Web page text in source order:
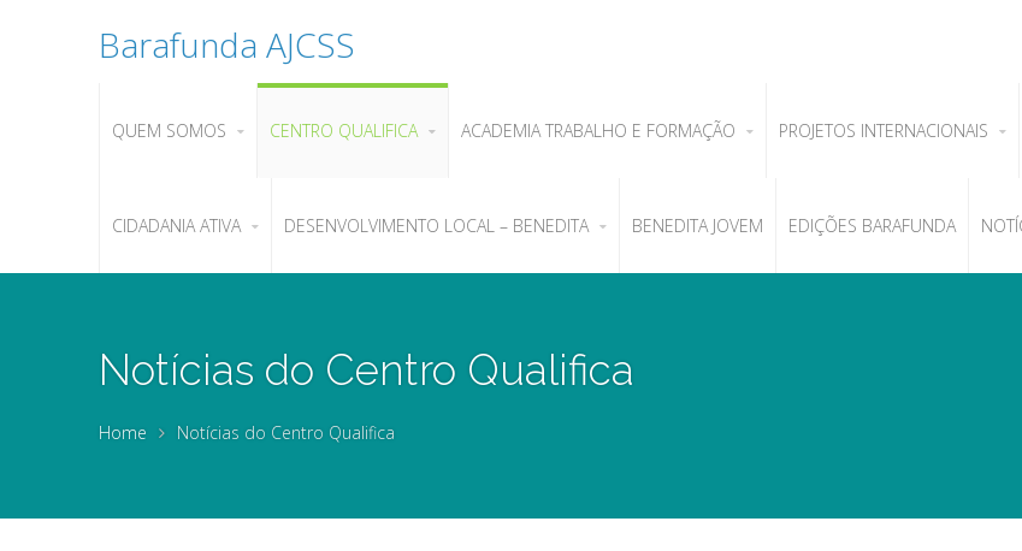
Barafunda AJCSS
QUEM SOMOS CENTRO QUALIFICA ACADEMIA TRABALHO E FORMAÇÃO PROJETOS INTERNACIONAIS
CIDADANIA ATIVA DESENVOLVIMENTO LOCAL – BENEDITA BENEDITA JOVEM EDIÇÕES BARAFUNDA
Notícias do Centro Qualifica
Home Notícias do Centro Qualifica